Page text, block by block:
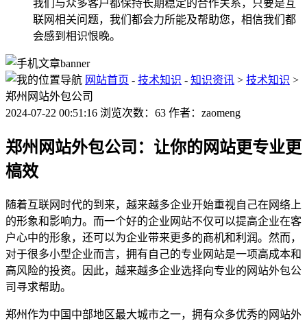
我们与众多客户都保持长期稳定的合作关系，只要是互
联网相关问题，我们都会力所能及帮助您，相信我们都
会感到相识恨晚。
网站首页 - 技术知识 - 知识资讯 > 技术知识 >
郑州网站外包公司
2024-07-22 00:51:16 浏览次数：63 作者：zaomeng
郑州网站外包公司：让你的网站更专业更
槁效
随着互联网时代的到来，越来越多企业开始重视自己在网络上
的形象和影响力。而一个好的企业网站不仅可以提高企业在客
户心中的形象，还可以为企业带来更多的商机和利润。然而，
对于很多小型企业而言，拥有自己的专业网站是一项高成本和
高风险的投资。因此，越来越多企业选择向专业的网站外包公
司寻求帮助。
郑州作为中国中部地区最大城市之一，拥有众多优秀的网站外